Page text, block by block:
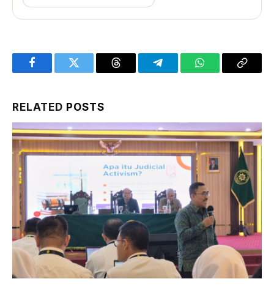
FacebookTwitter Threads TelegramWhatsAppCopy
RELATED POSTS